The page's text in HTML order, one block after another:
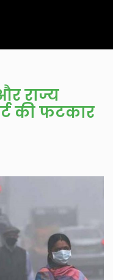
राज्य
की फटकार